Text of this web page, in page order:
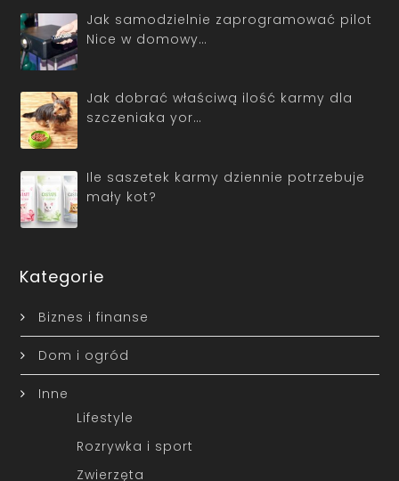
Jak samodzielnie zaprogramować pilot
Nice w domowy…
Jak dobrać właściwą ilość karmy dla
szczeniaka yor…
Ile saszetek karmy dziennie potrzebuje
mały kot?
Kategorie
Biznes i finanse
Dom i ogród
Inne
Lifestyle
Rozrywka i sport
Zwierzęta